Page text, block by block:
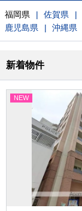
福岡県 佐賀県
鹿児島県
沖縄県
新着物件
NEW